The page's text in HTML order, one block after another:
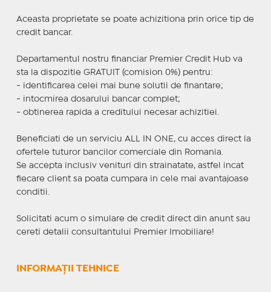
Aceasta proprietate se poate achizitiona prin orice tip de
credit bancar.
Departamentul nostru financiar Premier Credit Hub va
sta la dispozitie GRATUIT (comision 0%) pentru:
- identificarea celei mai bune solutii de finantare;
- intocmirea dosarului bancar complet;
- obtinerea rapida a creditului necesar achizitiei.
Beneficiati de un serviciu ALL IN ONE, cu acces direct la
ofertele tuturor bancilor comerciale din Romania.
Se accepta inclusiv venituri din strainatate, astfel incat
fiecare client sa poata cumpara in cele mai avantajoase
conditii.
Solicitati acum o simulare de credit direct din anunt sau
cereti detalii consultantului Premier Imobiliare!
INFORMAȚII TEHNICE